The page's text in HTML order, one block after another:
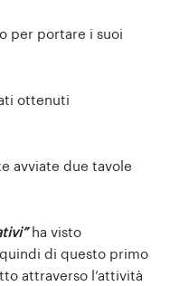
per portare i suoi
ottenuti
avviate due tavole
ha visto
di questo primo
attraverso l’attività